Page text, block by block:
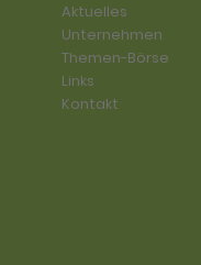
Aktuelles
Unternehmen
Themen-Börse
Links
Kontakt